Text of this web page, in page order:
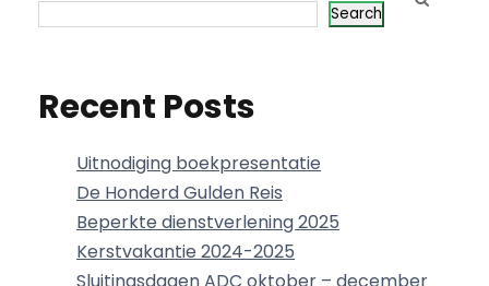
Search
Recent Posts
Uitnodiging boekpresentatie
De Honderd Gulden Reis
Beperkte dienstverlening 2025
Kerstvakantie 2024-2025
Sluitingsdagen ADC oktober – december